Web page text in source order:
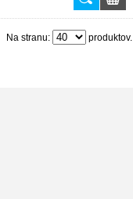
Na stranu: produktov.